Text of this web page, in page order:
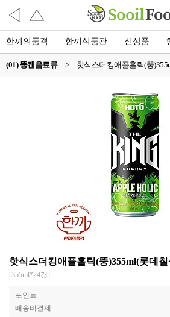
한끼의품격 한끼식품관 신상품
(01) 뚱캔음료류 > 핫식스더킹애플홀릭(뚱
핫식스더킹애플홀릭(뚱)355ml(롯데
[355ml*24캔]
포인트
배송비결제